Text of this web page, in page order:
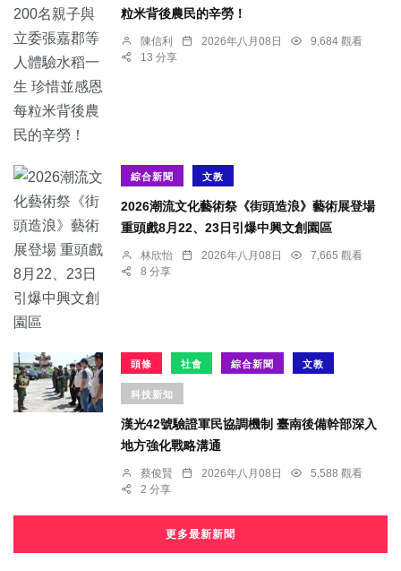
粒米背後農民的辛勞！
陳信利 2026年八月08日
9,684 觀看
13 分享
綜合新聞 文教
2026潮流文化藝術祭《街頭造浪》藝術展登場
重頭戲8月22、23日引爆中興文創園區
林欣怡 2026年八月08日
7,665 觀看
8 分享
頭條 社會 綜合新聞 文教
科技新知
漢光42號驗證軍民協調機制 臺南後備幹部深入
地方強化戰略溝通
蔡俊賢 2026年八月08日
5,588 觀看
2 分享
更多最新新聞